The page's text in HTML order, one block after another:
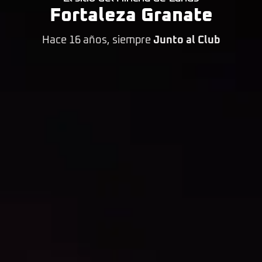
Fortaleza Granate
Hace 16 años, siempre Junto al Club